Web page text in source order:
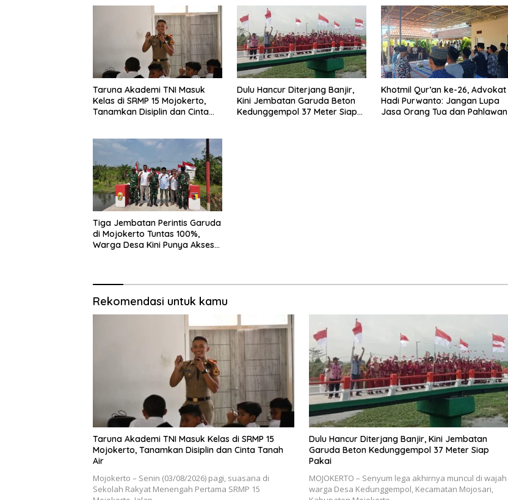
Taruna Akademi TNI Masuk
Kelas di SRMP 15 Mojokerto,
Tanamkan Disiplin dan Cinta
Dulu Hancur Diterjang Banjir,
Kini Jembatan Garuda Beton
Kedunggempol 37 Meter Siap
Khotmil Qur’an ke-26, Advokat
Hadi Purwanto: Jangan Lupa
Jasa Orang Tua dan Pahlawan
Tiga Jembatan Perintis Garuda
di Mojokerto Tuntas 100%,
Warga Desa Kini Punya Akses
Rekomendasi untuk kamu
Taruna Akademi TNI Masuk Kelas di SRMP 15
Mojokerto, Tanamkan Disiplin dan Cinta Tanah
Air
Mojokerto – Senin (03/08/2026) pagi, suasana di
Sekolah Rakyat Menengah Pertama SRMP 15
Dulu Hancur Diterjang Banjir, Kini Jembatan
Garuda Beton Kedunggempol 37 Meter Siap
Pakai
MOJOKERTO – Senyum lega akhirnya muncul di wajah
warga Desa Kedunggempol, Kecamatan Mojosari,